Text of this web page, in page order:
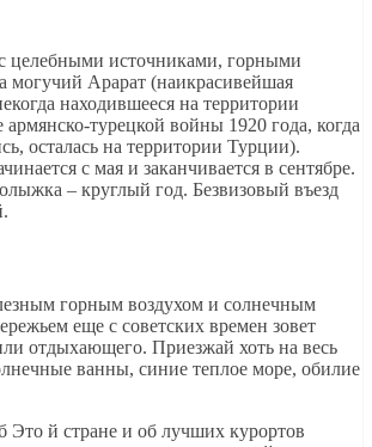
целебными источниками, горными
могучий Арарат (наикрасивейшая
находившееся на территории
турецкой войны 1920 года, когда
осталась на территории Турции).
с мая и заканчивается в сентябре.
– круглый год. Безвизовый въезд
горным воздухом и солнечным
еще с советских времен зовет
отдыхающего. Приезжай хоть на весь
ванны, синие теплое море, обилие
Это й стране и об лучших курортов